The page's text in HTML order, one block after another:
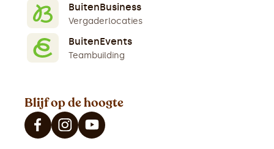
BuitenBusiness
Vergaderlocaties
BuitenEvents
Teambuilding
Blijf op de hoogte